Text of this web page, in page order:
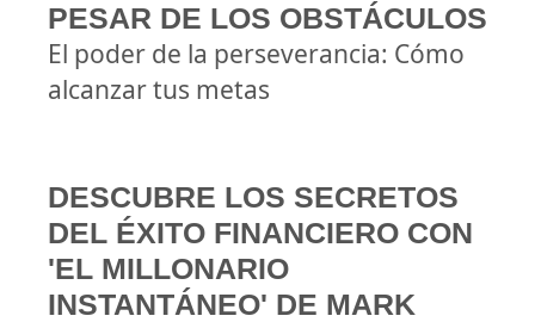
PESAR DE LOS OBSTÁCULOS
El poder de la perseverancia: Cómo
alcanzar tus metas
DESCUBRE LOS SECRETOS
DEL ÉXITO FINANCIERO CON
'EL MILLONARIO
INSTANTÁNEO' DE MARK